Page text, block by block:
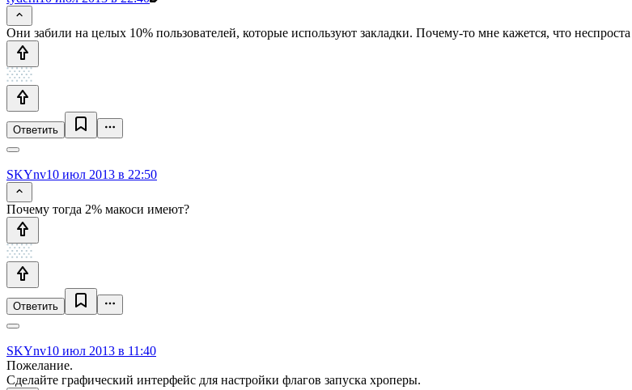
Они забили на целых 10% пользователей, которые используют закладки. Почему-то мне кажется, что
Ответить
SKYnv10 июл 2013 в 22:50
Почему тогда 2% макоси имеют?
Ответить
SKYnv10 июл 2013 в 11:40
Пожелание.
Сделайте графический интерфейс для настройки флагов запуска хроперы.